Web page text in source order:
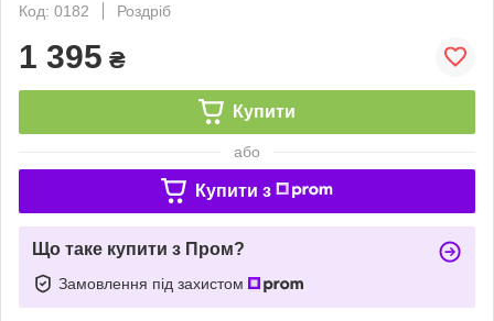
Код: 0182
Роздріб
1 395 ₴
Купити
або
Купити з
Що таке купити з Пром?
Замовлення під захистом